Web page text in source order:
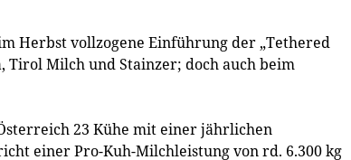
Herbst vollzogene Einführung der „Tethered
Tirol Milch und Stainzer; doch auch beim
23 Kühe mit einer jährlichen
einer Pro-Kuh-Milchleistung von rd. 6.300 kg